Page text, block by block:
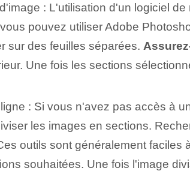
: L'utilisation d'un logiciel
pouvez utiliser Adobe
sur des feuilles séparées.
Une fois les sections
: Si vous n'avez pas accès à
les images en sections.
outils sont généralement
souhaitées. Une fois l'image